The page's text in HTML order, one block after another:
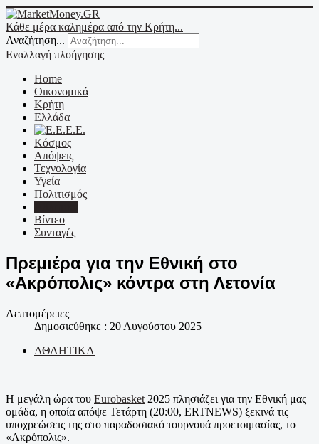
Κάθε μέρα καλημέρα από την Κρήτη...
Αναζήτηση...
Εναλλαγή πλοήγησης
Home
Οικονομικά
Κρήτη
Ελλάδα
Ε.Ε.
Κόσμος
Απόψεις
Τεχνολογία
Υγεία
Πολιτισμός
Βίντεο
Συνταγές
Πρεμιέρα για την Εθνική στο
«Ακρόπολις» κόντρα στη Λετονία
Λεπτομέρειες
Δημοσιεύθηκε : 20 Αυγούστου 2025
ΑΘΛΗΤΙΚΑ
Η μεγάλη ώρα του Eurobasket 2025 πλησιάζει για την Εθνική μας
ομάδα, η οποία απόψε Τετάρτη (20:00, ERTNEWS) ξεκινά τις
υποχρεώσεις της στο παραδοσιακό τουρνουά προετοιμασίας, το
«Ακρόπολις».